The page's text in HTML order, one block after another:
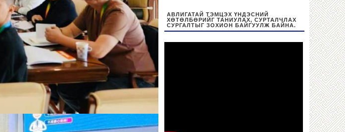
АВЛИГАТАЙ ТЭМЦЭХ ҮНДЭСНИЙ
ХӨТӨЛБӨРИЙГ ТАНИУЛАХ, СУРТАЛЧЛАХ
СУРГАЛТЫГ ЗОХИОН БАЙГУУЛЖ БАЙНА.